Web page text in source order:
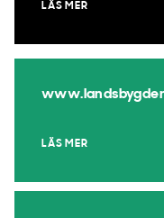
LÄS MER
LÄS MER